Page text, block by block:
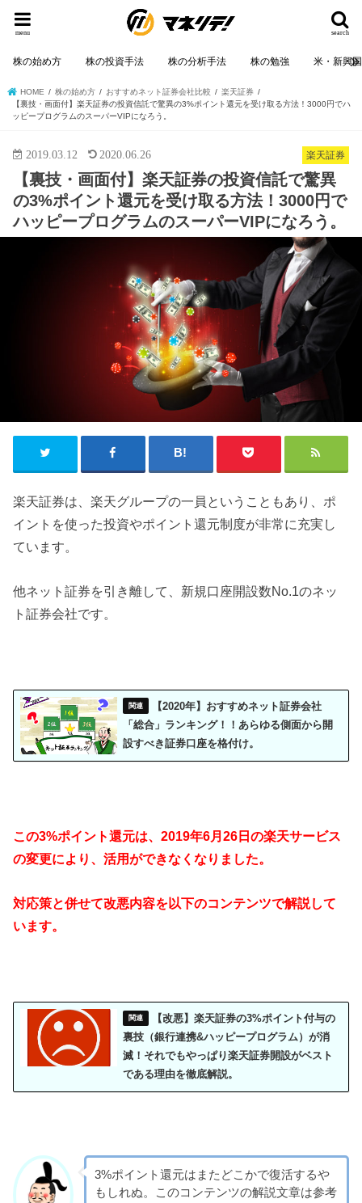
search
menu
株の始め方 株の投資手法 株の分析手法 株の勉強 米・新興
HOME 株の始め方 おすすめネット証券会社比較
楽天証券
【裏技・画面付】楽天証券の投資信託で驚異の3%ポイント還元を受け取る方法！3000円でハ
ッピープログラムのスーパーVIPになろう。
楽天証券
2019.03.12 2020.06.26
【裏技・画面付】楽天証券の投資信託で驚異
の3%ポイント還元を受け取る方法！3000円で
ハッピープログラムのスーパーVIPになろう。
楽天証券は、楽天グループの一員ということもあり、ポ
イントを使った投資やポイント還元制度が非常に充実し
ています。
他ネット証券を引き離して、新規口座開設数No.1のネッ
ト証券会社です。
【2020年】おすすめネット証券会社
「総合」ランキング！！あらゆる側面から開
設すべき証券口座を格付け。
この3%ポイント還元は、2019年6月26日の楽天サービス
の変更により、活用ができなくなりました。
対応策と併せて改悪内容を以下のコンテンツで解説して
います。
【改悪】楽天証券の3%ポイント付与の
裏技（銀行連携&ハッピープログラム）が消
滅！それでもやっぱり楽天証券開設がベスト
である理由を徹底解説。
3%ポイント還元はまたどこかで復活するや
もしれぬ。このコンテンツの解説文章は参考